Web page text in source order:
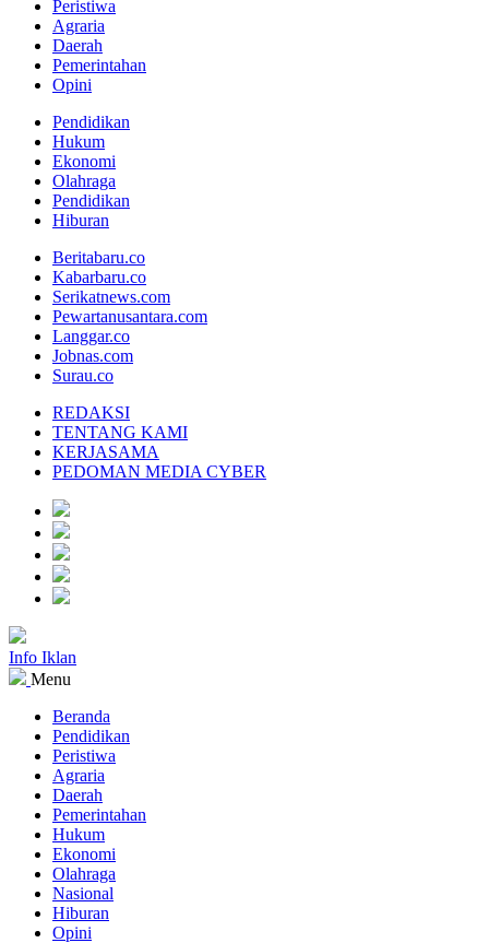
Peristiwa
Agraria
Daerah
Pemerintahan
Opini
Pendidikan
Hukum
Ekonomi
Olahraga
Pendidikan
Hiburan
Beritabaru.co
Kabarbaru.co
Serikatnews.com
Pewartanusantara.com
Langgar.co
Jobnas.com
Surau.co
REDAKSI
TENTANG KAMI
KERJASAMA
PEDOMAN MEDIA CYBER
Info Iklan
Menu
Beranda
Pendidikan
Peristiwa
Agraria
Daerah
Pemerintahan
Hukum
Ekonomi
Olahraga
Nasional
Hiburan
Opini